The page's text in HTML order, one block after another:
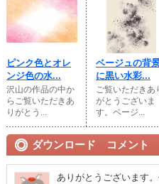
ピンク色とオレ
ンジ色の水...
沢山の作品の中か
らご覧いただきあ
りがとう...
ベージュの背
に黒い水彩...
ご覧いただきあ
がとうございま
す。ベージ...
ダウンロード コメント
ありがとうございます